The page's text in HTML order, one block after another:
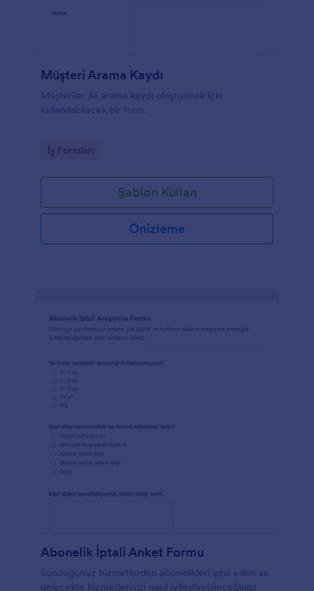
Müşteri Arama Kaydı
Müşteriler ile arama kaydı oluşturmak için
kullanılabilecek bir form.
Go to Category:
İş Formları
Şablon Kullan
Önizleme
Abonelik İptali Anket Formu
Sunduğunuz hizmetlerden abonelikleri iptal eden ve
gelecekte hizmetlerinizi nasıl iyileştirebileceğinizi